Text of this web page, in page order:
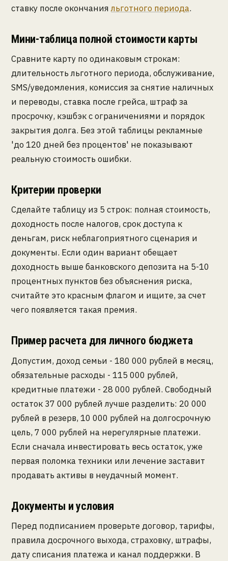
ставку после окончанияльготного периода.
Мини-таблица полной стоимости карты
Сравните карту по одинаковым строкам:
длительность льготного периода, обслуживание,
SMS/уведомления, комиссия за снятие наличных
и переводы, ставка после грейса, штраф за
просрочку, кэшбэк с ограничениями и порядок
закрытия долга. Без этой таблицы рекламные
'до 120 дней без процентов' не показывают
реальную стоимость ошибки.
Критерии проверки
Сделайте таблицу из 5 строк: полная стоимость,
доходность после налогов, срок доступа к
деньгам, риск неблагоприятного сценария и
документы. Если один вариант обещает
доходность выше банковского депозита на 5-10
процентных пунктов без объяснения риска,
считайте это красным флагом и ищите, за счет
чего появляется такая премия.
Пример расчета для личного бюджета
Допустим, доход семьи - 180 000 рублей в месяц,
обязательные расходы - 115 000 рублей,
кредитные платежи - 28 000 рублей. Свободный
остаток 37 000 рублей лучше разделить: 20 000
рублей в резерв, 10 000 рублей на долгосрочную
цель, 7 000 рублей на нерегулярные платежи.
Если сначала инвестировать весь остаток, уже
первая поломка техники или лечение заставит
продавать активы в неудачный момент.
Документы и условия
Перед подписанием проверьте договор, тарифы,
правила досрочного выхода, страховку, штрафы,
дату списания платежа и канал поддержки. В